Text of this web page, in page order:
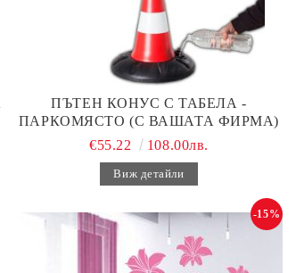
ПЪТЕН КОНУС С ТАБЕЛА -
ПАРКОМЯСТО (С ВАШАТА ФИРМА)
€55.22
108.00лв.
Виж детайли
-15%